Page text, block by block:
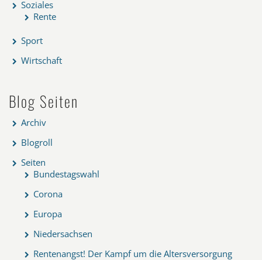
Soziales
Rente
Sport
Wirtschaft
Blog Seiten
Archiv
Blogroll
Seiten
Bundestagswahl
Corona
Europa
Niedersachsen
Rentenangst! Der Kampf um die Altersversorgung